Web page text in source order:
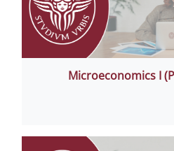
Microeconomics I